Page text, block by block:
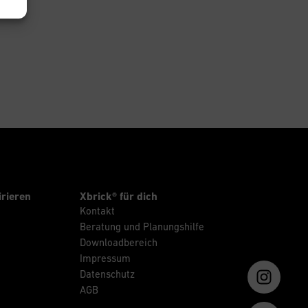
Xbrick® für dich
Kontakt
Beratung und Planungshilfe
Downloadbereich
Impressum
Datenschutz
AGB